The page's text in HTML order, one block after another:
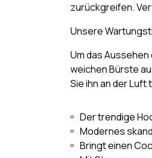
zurückgreifen.
Unsere
Um das
weichen Bürste
Sie ihn an der Luft
Der trendige
Modernes
Bringt einen